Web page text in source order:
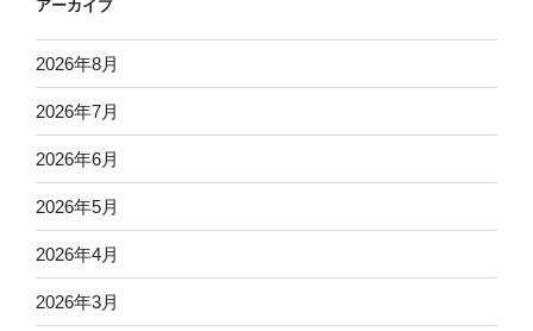
アーカイブ
2026年8月
2026年7月
2026年6月
2026年5月
2026年4月
2026年3月